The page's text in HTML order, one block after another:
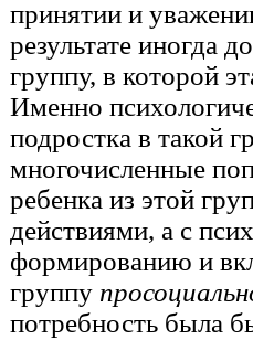
принятии и
результате иногда
группу, в которой
Именно
подростка в такой
многочисленные
ребенка из этой
действиями, а с
формированию и
группу
потребность была